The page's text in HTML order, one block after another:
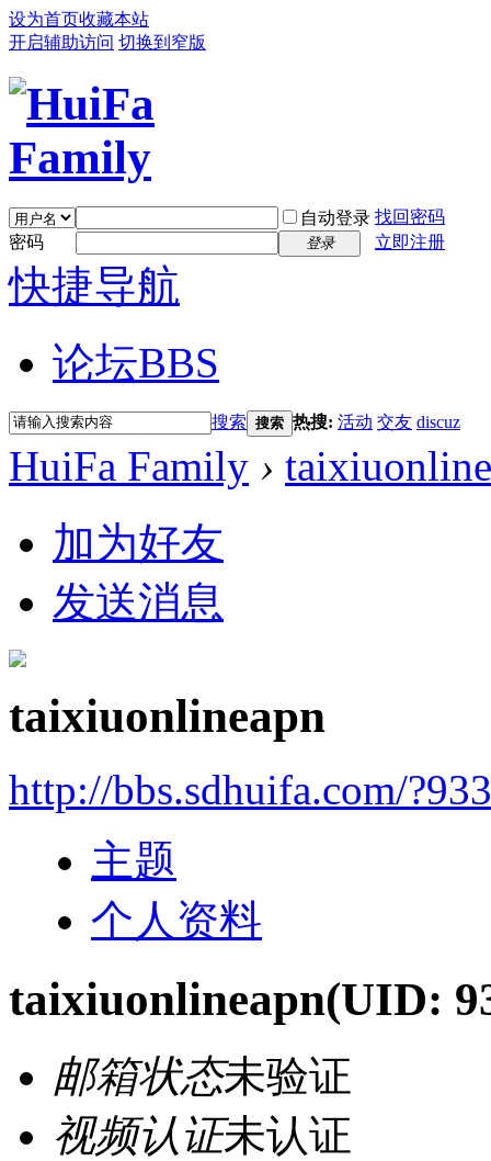
设为首页收藏本站
开启辅助访问 切换到窄版
自动登录 找回密码
密码
登录 立即注册
快捷导航
论坛BBS
搜索 搜索 热搜: 活动 交友 discuz
HuiFa Family ›
加为好友
发送消息
taixiuonlineapn
http://bbs.sdhuifa.com/
主题
个人资料
taixiuonlineapn(UID:
邮箱状态未验证
视频认证未认证